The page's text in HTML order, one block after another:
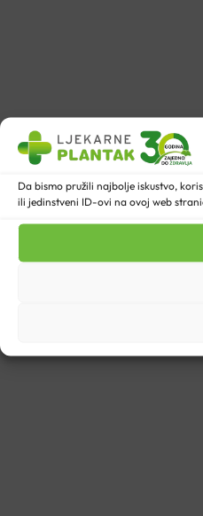
Da bismo pružili najbolje iskustvo,
ili jedinstveni ID-ovi na ovoj web